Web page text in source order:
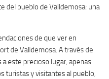
del pueblo de Valldemosa: una
de que ver en
de Valldemosa. A través de
este precioso lugar, apenas
turistas y visitantes al pueblo,